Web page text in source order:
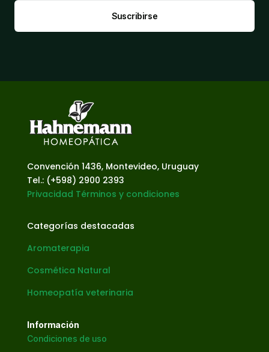
Suscribirse
Convención 1436, Montevideo, Uruguay
Tel.: (+598) 2900 2393
Privacidad Términos y condiciones
Categorías destacadas
Aromaterapia
Cosmética Natural
Homeopatía veterinaria
Información
Condiciones de uso